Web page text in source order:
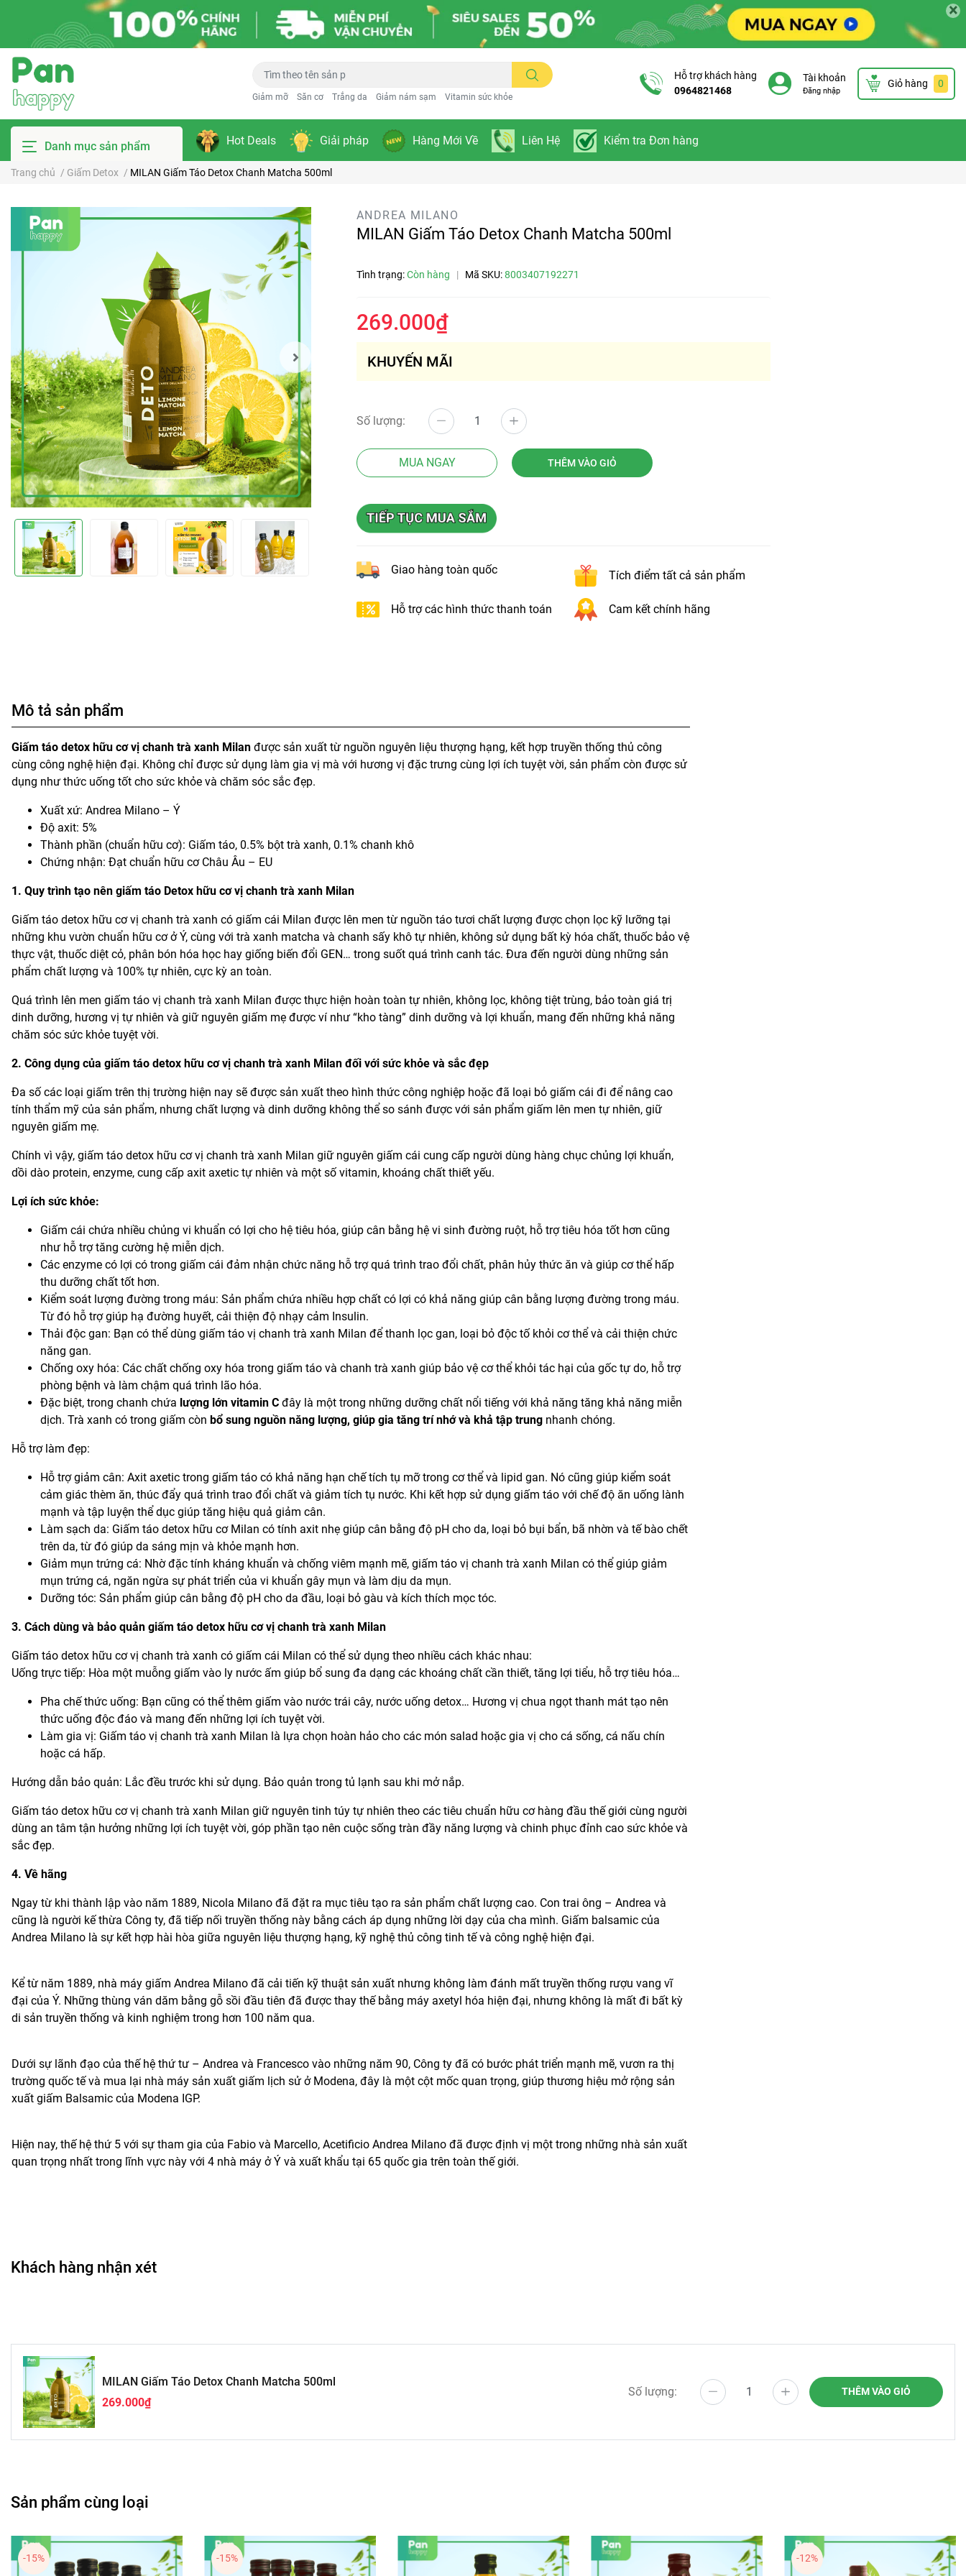
×
Giảm mỡ Săn cơ Trắng da Giảm nám sạm Vitamin sức khỏe
Hỗ trợ khách hàng
0964821468
Tài khoản
Đăng nhập
Giỏ hàng 0
Danh mục sản phẩm Hot Deals Giải pháp Hàng Mới Về Liên Hệ Kiểm tra Đơn hàng
Trang chủ / Giấm Detox / MILAN Giấm Táo Detox Chanh Matcha 500ml
ANDREA MILANO
MILAN Giấm Táo Detox Chanh Matcha 500ml
Tình trạng:Còn hàng | Mã SKU:8003407192271
269.000₫
KHUYẾN MÃI
Số lượng:
MUA NGAY THÊM VÀO GIỎ
Giao hàng toàn quốc Tích điểm tất cả sản phẩm
Hỗ trợ các hình thức thanh toán Cam kết chính hãng
Mô tả sản phẩm
Giấm táo detox hữu cơ vị chanh trà xanh Milan được sản xuất từ nguồn nguyên liệu thượng hạng, kết hợp truyền thống thủ công
cùng công nghệ hiện đại. Không chỉ được sử dụng làm gia vị mà với hương vị đặc trưng cùng lợi ích tuyệt vời, sản phẩm còn được sử
dụng như thức uống tốt cho sức khỏe và chăm sóc sắc đẹp.
Xuất xứ: Andrea Milano – Ý
Độ axit: 5%
Thành phần (chuẩn hữu cơ): Giấm táo, 0.5% bột trà xanh, 0.1% chanh khô
Chứng nhận: Đạt chuẩn hữu cơ Châu Âu – EU
1. Quy trình tạo nên giấm táo Detox hữu cơ vị chanh trà xanh Milan
Giấm táo detox hữu cơ vị chanh trà xanh có giấm cái Milan được lên men từ nguồn táo tươi chất lượng được chọn lọc kỹ lưỡng tại
những khu vườn chuẩn hữu cơ ở Ý, cùng với trà xanh matcha và chanh sấy khô tự nhiên, không sử dụng bất kỳ hóa chất, thuốc bảo vệ
thực vật, thuốc diệt cỏ, phân bón hóa học hay giống biến đổi GEN… trong suốt quá trình canh tác. Đưa đến người dùng những sản
phẩm chất lượng và 100% tự nhiên, cực kỳ an toàn.
Quá trình lên men giấm táo vị chanh trà xanh Milan được thực hiện hoàn toàn tự nhiên, không lọc, không tiệt trùng, bảo toàn giá trị
dinh dưỡng, hương vị tự nhiên và giữ nguyên giấm mẹ được ví như “kho tàng” dinh dưỡng và lợi khuẩn, mang đến những khả năng
chăm sóc sức khỏe tuyệt vời.
2. Công dụng của giấm táo detox hữu cơ vị chanh trà xanh Milan đối với sức khỏe và sắc đẹp
Đa số các loại giấm trên thị trường hiện nay sẽ được sản xuất theo hình thức công nghiệp hoặc đã loại bỏ giấm cái đi để nâng cao
tính thẩm mỹ của sản phẩm, nhưng chất lượng và dinh dưỡng không thể so sánh được với sản phẩm giấm lên men tự nhiên, giữ
nguyên giấm mẹ.
Chính vì vậy, giấm táo detox hữu cơ vị chanh trà xanh Milan giữ nguyên giấm cái cung cấp người dùng hàng chục chủng lợi khuẩn,
dồi dào protein, enzyme, cung cấp axit axetic tự nhiên và một số vitamin, khoáng chất thiết yếu.
Lợi ích sức khỏe:
Giấm cái chứa nhiều chủng vi khuẩn có lợi cho hệ tiêu hóa, giúp cân bằng hệ vi sinh đường ruột, hỗ trợ tiêu hóa tốt hơn cũng
như hỗ trợ tăng cường hệ miễn dịch.
Các enzyme có lợi có trong giấm cái đảm nhận chức năng hỗ trợ quá trình trao đổi chất, phân hủy thức ăn và giúp cơ thể hấp
thu dưỡng chất tốt hơn.
Kiểm soát lượng đường trong máu: Sản phẩm chứa nhiều hợp chất có lợi có khả năng giúp cân bằng lượng đường trong máu.
Từ đó hỗ trợ giúp hạ đường huyết, cải thiện độ nhạy cảm Insulin.
Thải độc gan: Bạn có thể dùng giấm táo vị chanh trà xanh Milan để thanh lọc gan, loại bỏ độc tố khỏi cơ thể và cải thiện chức
năng gan.
Chống oxy hóa: Các chất chống oxy hóa trong giấm táo và chanh trà xanh giúp bảo vệ cơ thể khỏi tác hại của gốc tự do, hỗ trợ
phòng bệnh và làm chậm quá trình lão hóa.
Đặc biệt, trong chanh chứa lượng lớn vitamin C đây là một trong những dưỡng chất nổi tiếng với khả năng tăng khả năng miễn
dịch. Trà xanh có trong giấm còn bổ sung nguồn năng lượng, giúp gia tăng trí nhớ và khả tập trung nhanh chóng.
Hỗ trợ làm đẹp:
Hỗ trợ giảm cân: Axit axetic trong giấm táo có khả năng hạn chế tích tụ mỡ trong cơ thể và lipid gan. Nó cũng giúp kiểm soát
cảm giác thèm ăn, thúc đẩy quá trình trao đổi chất và giảm tích tụ nước. Khi kết hợp sử dụng giấm táo với chế độ ăn uống lành
mạnh và tập luyện thể dục giúp tăng hiệu quả giảm cân.
Làm sạch da: Giấm táo detox hữu cơ Milan có tính axit nhẹ giúp cân bằng độ pH cho da, loại bỏ bụi bẩn, bã nhờn và tế bào chết
trên da, từ đó giúp da sáng mịn và khỏe mạnh hơn.
Giảm mụn trứng cá: Nhờ đặc tính kháng khuẩn và chống viêm mạnh mẽ, giấm táo vị chanh trà xanh Milan có thể giúp giảm
mụn trứng cá, ngăn ngừa sự phát triển của vi khuẩn gây mụn và làm dịu da mụn.
Dưỡng tóc: Sản phẩm giúp cân bằng độ pH cho da đầu, loại bỏ gàu và kích thích mọc tóc.
3. Cách dùng và bảo quản giấm táo detox hữu cơ vị chanh trà xanh Milan
Giấm táo detox hữu cơ vị chanh trà xanh có giấm cái Milan có thể sử dụng theo nhiều cách khác nhau:
Uống trực tiếp: Hòa một muỗng giấm vào ly nước ấm giúp bổ sung đa dạng các khoáng chất cần thiết, tăng lợi tiểu, hỗ trợ tiêu hóa…
Pha chế thức uống: Bạn cũng có thể thêm giấm vào nước trái cây, nước uống detox… Hương vị chua ngọt thanh mát tạo nên
thức uống độc đáo và mang đến những lợi ích tuyệt vời.
Làm gia vị: Giấm táo vị chanh trà xanh Milan là lựa chọn hoàn hảo cho các món salad hoặc gia vị cho cá sống, cá nấu chín
hoặc cá hấp.
Hướng dẫn bảo quản: Lắc đều trước khi sử dụng. Bảo quản trong tủ lạnh sau khi mở nắp.
Giấm táo detox hữu cơ vị chanh trà xanh Milan giữ nguyên tinh túy tự nhiên theo các tiêu chuẩn hữu cơ hàng đầu thế giới cùng người
dùng an tâm tận hưởng những lợi ích tuyệt vời, góp phần tạo nên cuộc sống tràn đầy năng lượng và chinh phục đỉnh cao sức khỏe và
sắc đẹp.
4. Về hãng
Ngay từ khi thành lập vào năm 1889, Nicola Milano đã đặt ra mục tiêu tạo ra sản phẩm chất lượng cao. Con trai ông – Andrea và
cũng là người kế thừa Công ty, đã tiếp nối truyền thống này bằng cách áp dụng những lời dạy của cha mình. Giấm balsamic của
Andrea Milano là sự kết hợp hài hòa giữa nguyên liệu thượng hạng, kỹ nghệ thủ công tinh tế và công nghệ hiện đại.
Kể từ năm 1889, nhà máy giấm Andrea Milano đã cải tiến kỹ thuật sản xuất nhưng không làm đánh mất truyền thống rượu vang vĩ
đại của Ý. Những thùng ván dăm bằng gỗ sồi đầu tiên đã được thay thế bằng máy axetyl hóa hiện đại, nhưng không là mất đi bất kỳ
di sản truyền thống và kinh nghiệm trong hơn 100 năm qua.
Dưới sự lãnh đạo của thế hệ thứ tư – Andrea và Francesco vào những năm 90, Công ty đã có bước phát triển mạnh mẽ, vươn ra thị
trường quốc tế và mua lại nhà máy sản xuất giấm lịch sử ở Modena, đây là một cột mốc quan trọng, giúp thương hiệu mở rộng sản
xuất giấm Balsamic của Modena IGP.
Hiện nay, thế hệ thứ 5 với sự tham gia của Fabio và Marcello, Acetificio Andrea Milano đã được định vị một trong những nhà sản xuất
quan trọng nhất trong lĩnh vực này với 4 nhà máy ở Ý và xuất khẩu tại 65 quốc gia trên toàn thế giới.
Khách hàng nhận xét
MILAN Giấm Táo Detox Chanh Matcha 500ml
269.000₫
Số lượng: THÊM VÀO GIỎ
Sản phẩm cùng loại
-15% -15% -12%